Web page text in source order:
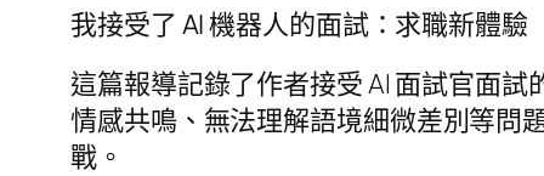
我接受了 AI 機器人的面試：求職新體驗
這篇報導記錄了作者接受 AI 面試官面
情感共鳴、無法理解語境細微差別等問
戰。